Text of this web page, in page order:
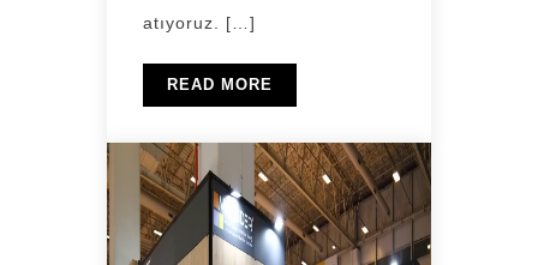
atıyoruz. […]
READ MORE